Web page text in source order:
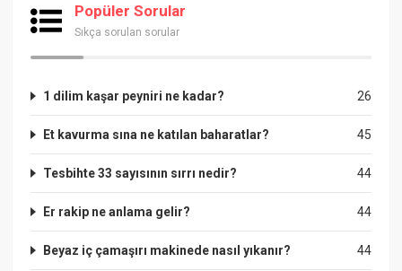
Popüler Sorular
Sıkça sorulan sorular
26
1 dilim kaşar peyniri ne kadar?
45
Et kavurma sına ne katılan baharatlar?
44
Tesbihte 33 sayısının sırrı nedir?
44
Er rakip ne anlama gelir?
44
Beyaz iç çamaşırı makinede nasıl yıkanır?